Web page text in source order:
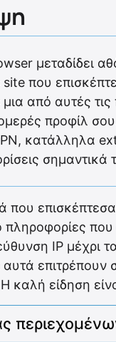
μεταδίδει
που
από αυτές τις
προφίλ
κατάλληλα
που
πληροφορίες
IP μέχρι
επιτρέπουν
καλή είδηση